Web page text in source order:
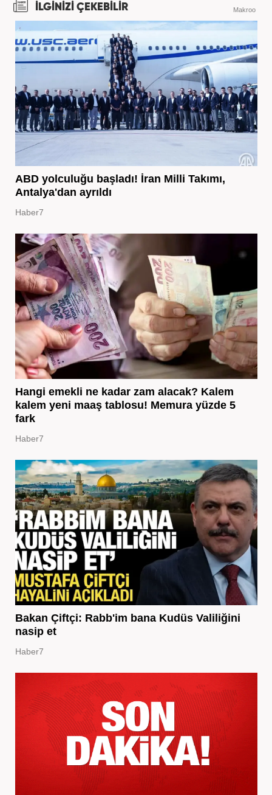
İLGİNİZİ ÇEKEBİLİR Makroo
ABD yolculuğu başladı! İran Milli Takımı,
Antalya'dan ayrıldı
Haber7
Hangi emekli ne kadar zam alacak? Kalem
kalem yeni maaş tablosu! Memura yüzde 5
fark
Haber7
Bakan Çiftçi: Rabb'im bana Kudüs Valiliğini
nasip et
Haber7